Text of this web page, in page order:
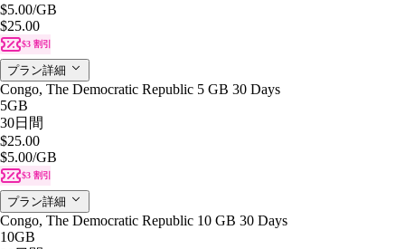
$5.00/GB
$25.00
$3 割引
プラン詳細
Congo, The Democratic Republic 5 GB 30 Days
5GB
30日間
$25.00
$5.00/GB
$3 割引
プラン詳細
Congo, The Democratic Republic 10 GB 30 Days
10GB